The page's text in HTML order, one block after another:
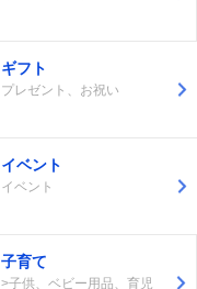
ギフト
プレゼント、お祝い
イベント
イベント
子育て
>子供、ベビー用品、育児